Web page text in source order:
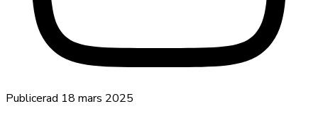
Publicerad 18 mars 2025